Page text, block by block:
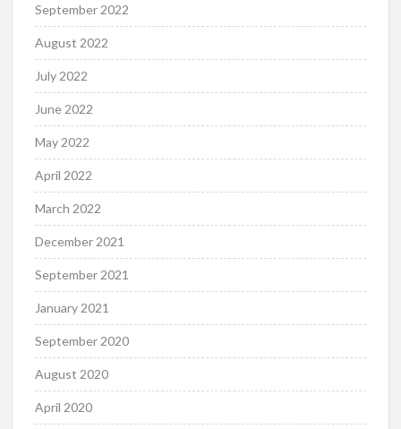
September 2022
August 2022
July 2022
June 2022
May 2022
April 2022
March 2022
December 2021
September 2021
January 2021
September 2020
August 2020
April 2020